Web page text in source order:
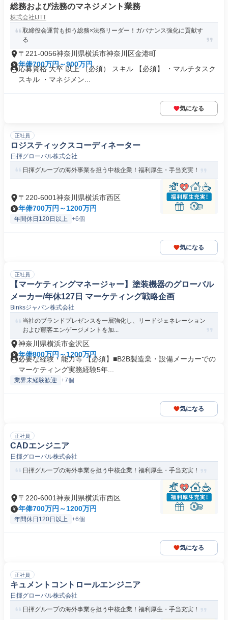
総務および法務のマネジメント業務
株式会社IJTT
取締役会運営も担う総務×法務リーダー！ガバナンス強化に貢献す
る
〒221-0056神奈川県横浜市神奈川区金港町
年俸700万円～900万円
応募資格 大卒 以上 （必須） スキル 【必須】 ・マルチタスク
スキル ・マネジメン...
気になる
正社員
ロジスティックスコーディネーター
日揮グローバル株式会社
日揮グループの海外事業を担う中核企業！福利厚生・手当充実！
〒220-6001神奈川県横浜市西区
年俸700万円～1200万円
年間休日120日以上 +6個
気になる
正社員
【マーケティングマネージャー】塗装機器のグローバル
メーカー/年休127日 マーケティング戦略企画
Binksジャパン株式会社
当社のブランドプレゼンスを一層強化し、リードジェネレーション
および顧客エンゲージメントを加...
神奈川県横浜市金沢区
年俸800万円～1200万円
必要な経験・能力等 【必須】■B2B製造業・設備メーカーでの
マーケティング実務経験5年...
業界未経験歓迎 +7個
気になる
正社員
CADエンジニア
日揮グローバル株式会社
日揮グループの海外事業を担う中核企業！福利厚生・手当充実！
〒220-6001神奈川県横浜市西区
年俸700万円～1200万円
年間休日120日以上 +6個
気になる
正社員
キュメントコントロールエンジニア
日揮グローバル株式会社
日揮グループの海外事業を担う中核企業！福利厚生・手当充実！